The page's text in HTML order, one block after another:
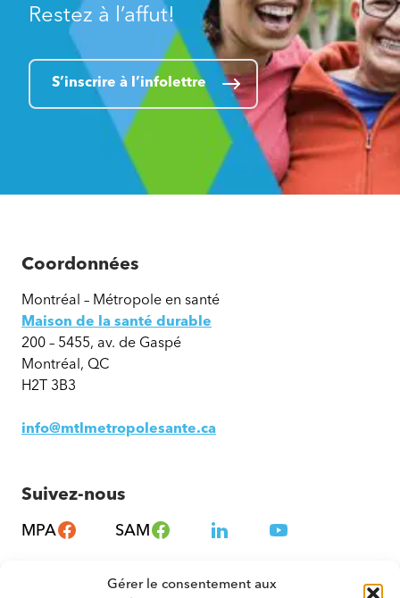
Gérer le consentement aux
Restez à l’affut!
S’inscrire à l’infolettre
Coordonnées
Montréal – Métropole en santé
Maison de la santé durable
200 – 5455, av. de Gaspé
Montréal, QC
H2T 3B3
info@mtlmetropolesante.ca
Suivez-nous
MPA SAM